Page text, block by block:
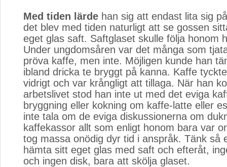
Med tiden lärde han sig att endast lita sig
det blev med tiden naturligt att se gossen
eget glas saft. Saftglaset skulle följa honom
Under ungdomsåren var det många som
pröva kaffe, men inte. Möjligen kunde han
ibland dricka te bryggt på kanna. Kaffe
vidrigt och var krångligt att tillaga. När han
arbetslivet stod han inte ut med det eviga
bryggning eller kokning om kaffe-latte eller
inte tala om de eviga diskussionerna om
kaffekassor allt som enligt honom bara var
tog massa onödig dyr tid i anspråk. Tänk så
hämta sitt eget glas med saft och efteråt,
och ingen disk, bara att skölja glaset.